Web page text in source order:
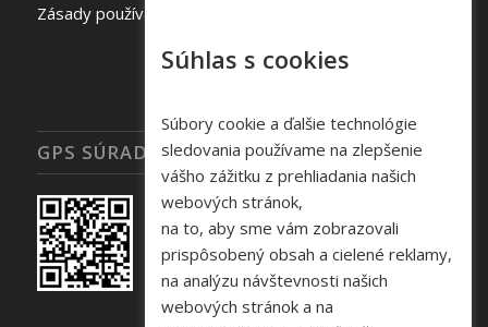
Zásady používania súborov cookie
GPS SÚRADNICE
Súhlas s cookies
Súbory cookie a ďalšie technológie
sledovania používame na zlepšenie
vášho zážitku z prehliadania našich
webových stránok,
na to, aby sme vám zobrazovali
prispôsobený obsah a cielené reklamy,
na analýzu návštevnosti našich
webových stránok a na